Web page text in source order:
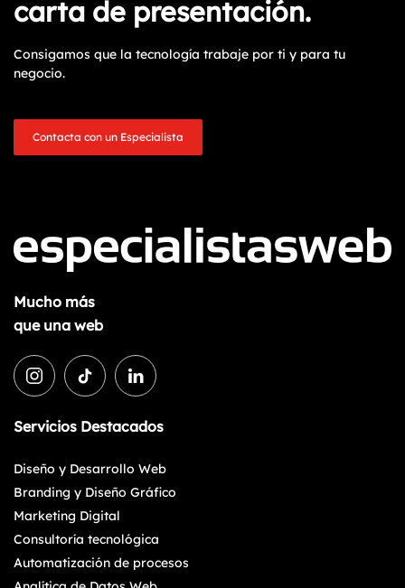
carta de presentación.
Consigamos que la tecnología trabaje por ti y para tu
negocio.
Contacta con un Especialista
Mucho más
que una web
Servicios Destacados
Diseño y Desarrollo Web
Branding y Diseño Gráfico
Marketing Digital
Consultoría tecnológica
Automatización de procesos